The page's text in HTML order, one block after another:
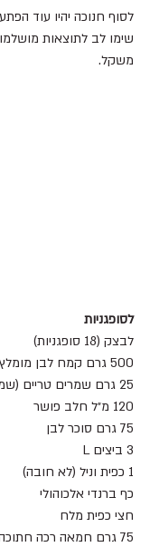
לסוף חנוכה יהיו עוד
שימו לב לתוצאות
משקל.
לסופגניות
לבצק (18 סופגניות)
500 גרם קמח לבן מומלץ קמח לחם
25 גרם שמרים טריים (שמרית)
120 מ״ל חלב פושר
75 גרם סוכר לבן
3 ביצים L
1 כפית וניל (לא חובה)
כף ברנדי אלכוהולי
חצי כפית מלח
75 גרם חמאה רכה חתוכה לקוביות